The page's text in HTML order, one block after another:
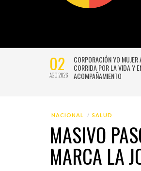
02
AGO 2026
CORPORACIÓN YO
CORRIDA POR LA VIDA Y
ACOMPAÑAMIENTO
NACIONAL SALUD
MASIVO
MARCA LA